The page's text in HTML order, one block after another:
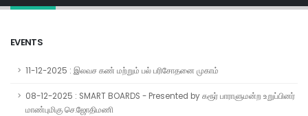
EVENTS
11-12-2025 : இலவச கண் மற்றும் பல் பரிசோதனை முகாம்
08-12-2025 : SMART BOARDS - Presented by கரூர் பாராளுமன்ற உறுப்பினர்
மாண்புமிகு செ.ஜோதிமணி